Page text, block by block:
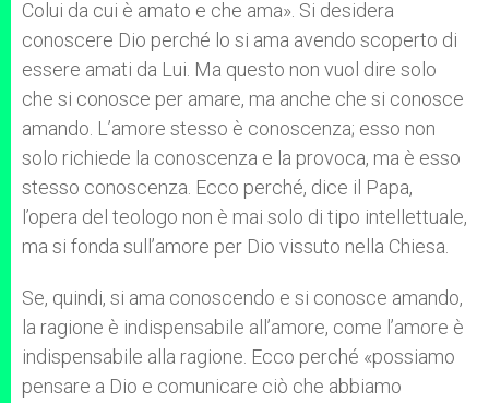
Colui da cui è amato e che ama». Si desidera
conoscere Dio perché lo si ama avendo scoperto di
essere amati da Lui. Ma questo non vuol dire solo
che si conosce per amare, ma anche che si conosce
amando. L’amore stesso è conoscenza; esso non
solo richiede la conoscenza e la provoca, ma è esso
stesso conoscenza. Ecco perché, dice il Papa,
l’opera del teologo non è mai solo di tipo intellettuale,
ma si fonda sull’amore per Dio vissuto nella Chiesa.
Se, quindi, si ama conoscendo e si conosce amando,
la ragione è indispensabile all’amore, come l’amore è
indispensabile alla ragione. Ecco perché «possiamo
pensare a Dio e comunicare ciò che abbiamo